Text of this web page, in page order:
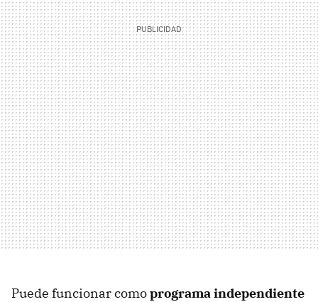
Puede funcionar comoprograma independiente